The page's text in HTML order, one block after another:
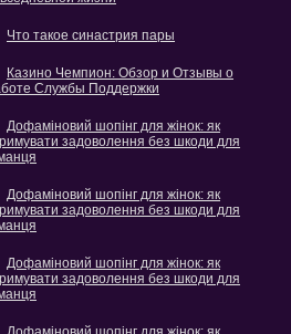
Что такое синастрия пары
Казино Чемпион: Обзор и Отзывы о
Службы Поддержки
Дофаміновий шопінг для жінок: як
задоволення без шкоди для
Дофаміновий шопінг для жінок: як
задоволення без шкоди для
Дофаміновий шопінг для жінок: як
задоволення без шкоди для